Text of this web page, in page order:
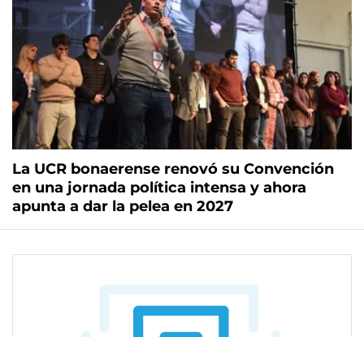
La UCR bonaerense renovó su Convención
en una jornada política intensa y ahora
apunta a dar la pelea en 2027